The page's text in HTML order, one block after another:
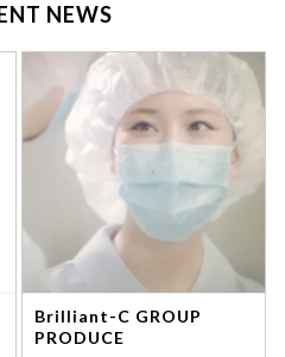
NEWS
Brilliant-C GROUP
PRODUCE